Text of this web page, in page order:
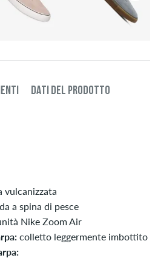
DATI DEL PRODOTTO
vulcanizzata
a spina di pesce
Nike Zoom Air
colletto leggermente imbottito